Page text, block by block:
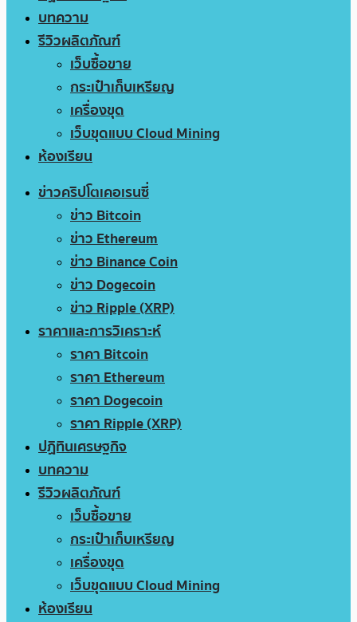
บทความ
รีวิวผลิตภัณฑ์
เว็บซื้อขาย
กระเป๋าเก็บเหรียญ
เครื่องขุด
เว็บขุดแบบ Cloud Mining
ห้องเรียน
ข่าวคริปโตเคอเรนซี่
ข่าว Bitcoin
ข่าว Ethereum
ข่าว Binance Coin
ข่าว Dogecoin
ข่าว Ripple (XRP)
ราคาและการวิเคราะห์
ราคา Bitcoin
ราคา Ethereum
ราคา Dogecoin
ราคา Ripple (XRP)
ปฏิทินเศรษฐกิจ
บทความ
รีวิวผลิตภัณฑ์
เว็บซื้อขาย
กระเป๋าเก็บเหรียญ
เครื่องขุด
เว็บขุดแบบ Cloud Mining
ห้องเรียน